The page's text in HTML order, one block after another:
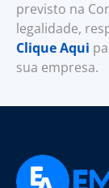
previsto na
legalidade,
Clique Aqui
sua empresa.